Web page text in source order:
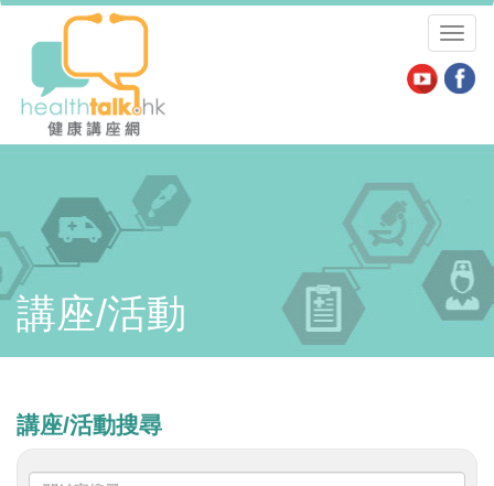
講座/活動
講座/活動搜尋